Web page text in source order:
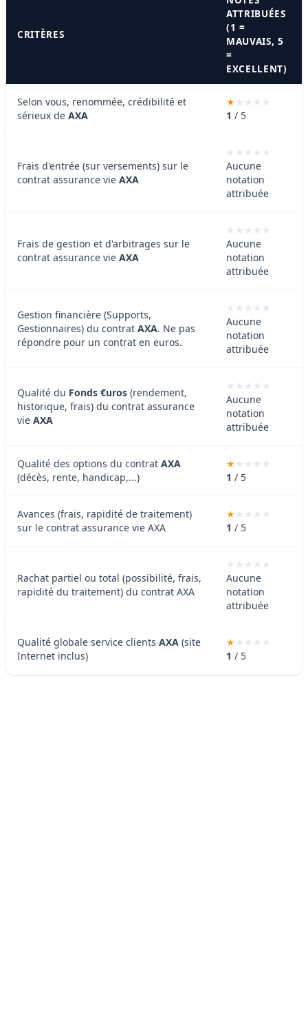
CRITÈRES
ATTRIBUÉES
(1 =
MAUVAIS, 5
=
EXCELLENT)
Selon vous, renommée, crédibilité et
sérieux de AXA 1 / 5
Frais d'entrée (sur versements) sur le
contrat assurance vie AXA
Aucune
notation
attribuée
Frais de gestion et d'arbitrages sur le
contrat assurance vie AXA
Aucune
notation
attribuée
Gestion financière (Supports,
Gestionnaires) du contrat AXA. Ne pas
répondre pour un contrat en euros.
Aucune
notation
attribuée
Qualité du Fonds €uros (rendement,
historique, frais) du contrat assurance
vie AXA
Aucune
notation
attribuée
Qualité des options du contrat AXA
(décès, rente, handicap,...)
1 / 5
Avances (frais, rapidité de traitement)
sur le contrat assurance vie AXA
1 / 5
Rachat partiel ou total (possibilité, frais,
rapidité du traitement) du contrat AXA
Aucune
notation
attribuée
Qualité globale service clients AXA (site
Internet inclus)
1 / 5